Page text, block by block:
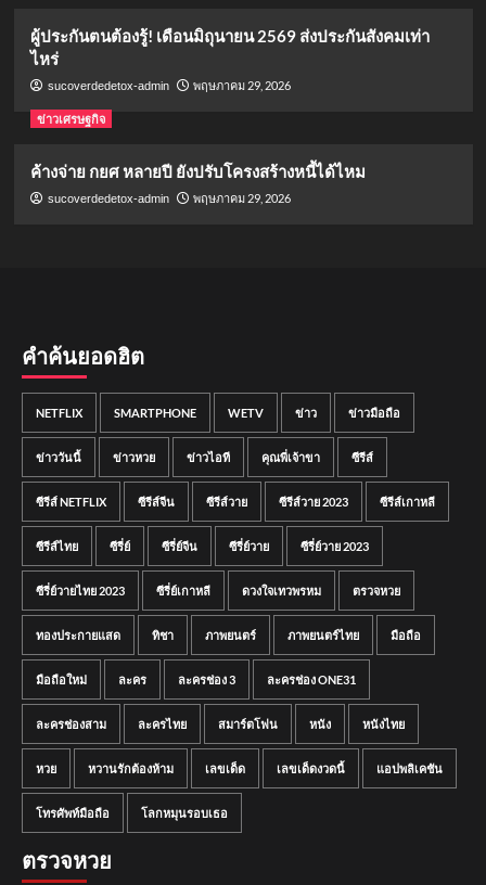
ผู้ประกันตนต้องรู้! เดือนมิถุนายน 2569 ส่งประกันสังคมเท่า
ไหร่
sucoverdedetox-admin พฤษภาคม 29, 2026
ข่าวเศรษฐกิจ
ค้างจ่าย กยศ หลายปี ยังปรับโครงสร้างหนี้ได้ไหม
sucoverdedetox-admin พฤษภาคม 29, 2026
คำค้นยอดฮิต
NETFLIX SMARTPHONE WETV ข่าว ข่าวมือถือ
ข่าววันนี้ ข่าวหวย ข่าวไอที คุณพี่เจ้าขา ซีรีส์
ซีรีส์ NETFLIX ซีรีส์จีน ซีรีส์วาย ซีรีส์วาย 2023 ซีรีส์เกาหลี
ซีรีส์ไทย ซีรี่ย์ ซีรี่ย์จีน ซีรี่ย์วาย ซีรี่ย์วาย 2023
ซีรี่ย์วายไทย 2023 ซีรี่ย์เกาหลี ดวงใจเทวพรหม ตรวจหวย
ทองประกายแสด ทิชา ภาพยนตร์ ภาพยนตร์ไทย มือถือ
มือถือใหม่ ละคร ละครช่อง 3 ละครช่อง ONE31
ละครช่องสาม ละครไทย สมาร์ตโฟน หนัง หนังไทย
หวย หวานรักต้องห้าม เลขเด็ด เลขเด็ดงวดนี้ แอปพลิเคชัน
โทรศัพท์มือถือ โลกหมุนรอบเธอ
ตรวจหวย